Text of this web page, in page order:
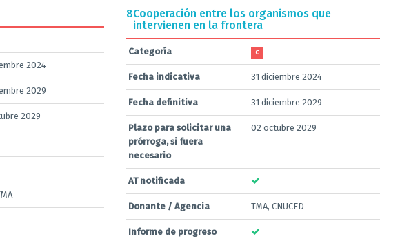
2024
2029
2029
8Cooperación entre los organismos que
intervienen en la frontera
Categoría C
Fecha indicativa 31 diciembre 2024
Fecha definitiva 31 diciembre 2029
Plazo para solicitar una
prórroga, si fuera
necesario
02 octubre 2029
AT notificada
Donante / Agencia TMA, CNUCED
Informe de progreso